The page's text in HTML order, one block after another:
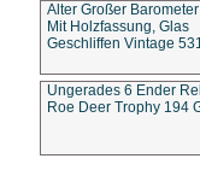
Alter Großer
Mit Holzfassung, Glas
Geschliffen Vintage
Ungerades 6 Ender
Roe Deer Trophy 194